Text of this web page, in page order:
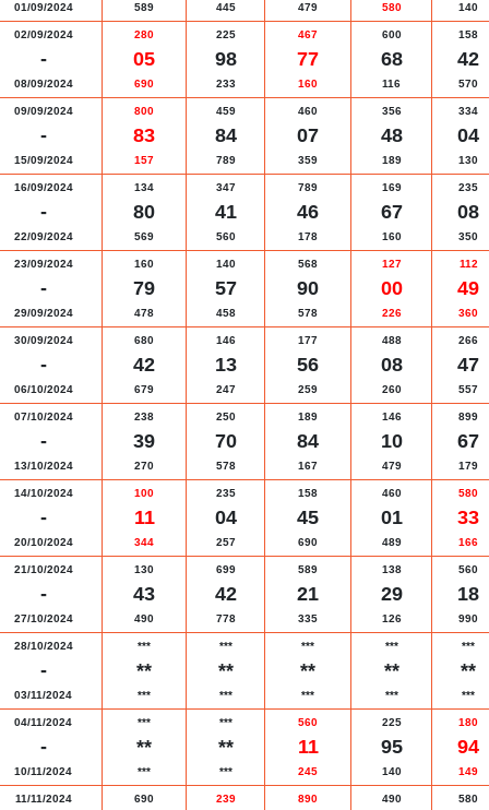
01/09/2024 589 445 479 580 140
02/09/2024
-
08/09/2024
280
05
690
225
98
233
467
77
160
600
68
116
158
42
570
09/09/2024
-
15/09/2024
800
83
157
459
84
789
460
07
359
356
48
189
334
04
130
16/09/2024
-
22/09/2024
134
80
569
347
41
560
789
46
178
169
67
160
235
08
350
23/09/2024
-
29/09/2024
160
79
478
140
57
458
568
90
578
127
00
226
112
49
360
30/09/2024
-
06/10/2024
680
42
679
146
13
247
177
56
259
488
08
260
266
47
557
07/10/2024
-
13/10/2024
238
39
270
250
70
578
189
84
167
146
10
479
899
67
179
14/10/2024
-
20/10/2024
100
11
344
235
04
257
158
45
690
460
01
489
580
33
166
21/10/2024
-
27/10/2024
130
43
490
699
42
778
589
21
335
138
29
126
560
18
990
28/10/2024
-
03/11/2024
***
**
***
***
**
***
***
**
***
***
**
***
***
**
***
04/11/2024
-
10/11/2024
***
**
***
***
**
***
560
11
245
225
95
140
180
94
149
11/11/2024 690 239 890 490 580